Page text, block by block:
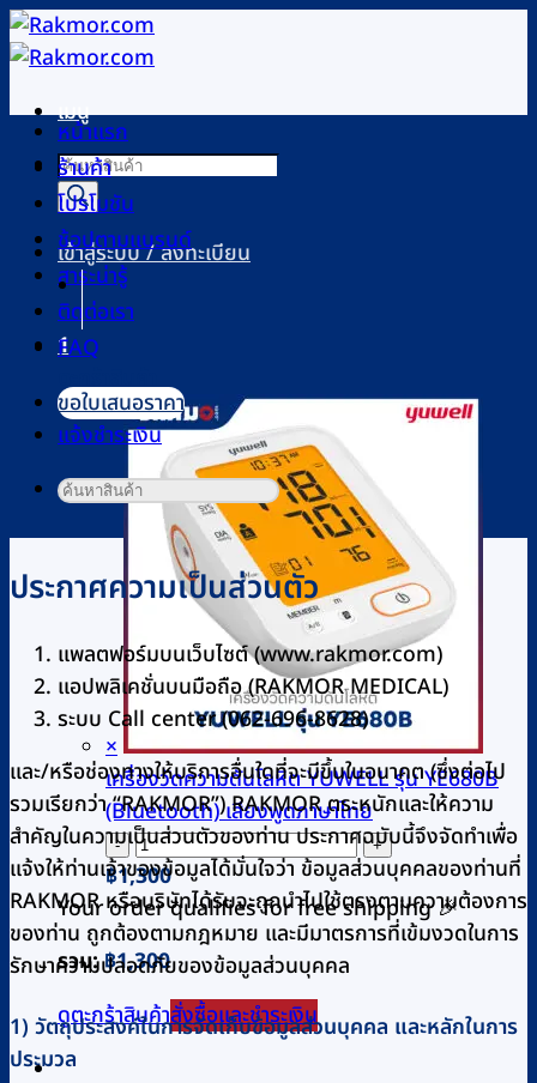
ข้าม
ไป
เนื้อหาเมนู
Products
search
เข้าสู่ระบบ / ลงทะเบียน
1
×
เครื่องวัดความดันโลหิต YUWELL รุ่น YE680B
(Bluetooth) เสียงพูดภาษาไทย
จำนวน
เครื่อง
วัด
ความ
ดัน
โลหิต
YUWELL
฿1,300
Your order qualifies for free shipping 🎉
รวม:฿1,300
ดูตะกร้าสินค้าสั่งซื้อและชำระเงิน
หน้าแรก
ร้านค้า
โปรโมชัน
ช้อปตามแบรนด์
สาระน่ารู้
ติดต่อเรา
FAQ
ขอใบเสนอราคา
แจ้งชำระเงิน
ค้นหา:
ประกาศความเป็นส่วนตัว
แพลตฟอร์มบนเว็บไซต์ (www.rakmor.com)
แอปพลิเคชั่นบนมือถือ (RAKMOR MEDICAL)
ระบบ Call center (062-696-8628)
และ/หรือช่องทางให้บริการอื่นใดที่จะมีขึ้นในอนาคต (ซึ่งต่อไป
รวมเรียกว่า “RAKMOR”) RAKMOR ตระหนักและให้ความ
สำคัญในความเป็นส่วนตัวของท่าน ประกาศฉบับนี้จึงจัดทำเพื่อ
แจ้งให้ท่านเจ้าของข้อมูลได้มั่นใจว่า ข้อมูลส่วนบุคคลของท่านที่
RAKMOR หรือบริษัทได้รับจะถูกนำไปใช้ตรงตามความต้องการ
ของท่าน ถูกต้องตามกฎหมาย และมีมาตรการที่เข้มงวดในการ
รักษาความปลอดภัยของข้อมูลส่วนบุคคล
1) วัตถุประสงค์ในการจัดเก็บข้อมูลส่วนบุคคล และหลักในการ
ประมวล